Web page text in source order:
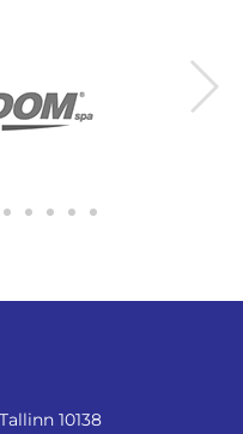
10138